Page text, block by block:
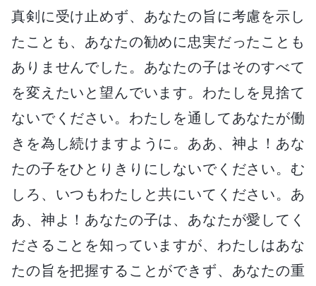
真剣に受け止めず、あなたの旨に考慮を示し
たことも、あなたの勧めに忠実だったことも
ありませんでした。あなたの子はそのすべて
を変えたいと望んでいます。わたしを見捨て
ないでください。わたしを通してあなたが働
きを為し続けますように。ああ、神よ！あな
たの子をひとりきりにしないでください。む
しろ、いつもわたしと共にいてください。あ
あ、神よ！あなたの子は、あなたが愛してく
ださることを知っていますが、わたしはあな
たの旨を把握することができず、あなたの重